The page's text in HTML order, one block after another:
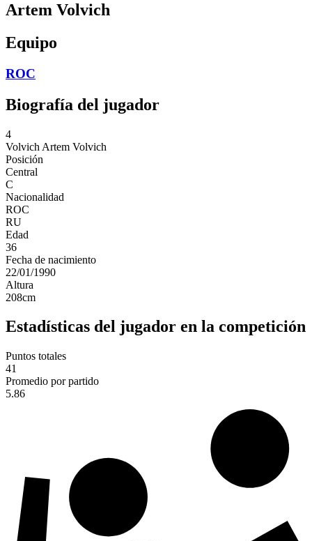
Artem Volvich
Equipo
ROC
Biografía del jugador
4
Volvich Artem Volvich
Posición
Central
C
Nacionalidad
ROC
RU
Edad
36
Fecha de nacimiento
22/01/1990
Altura
208cm
Estadísticas del jugador en la competición
Puntos totales
41
Promedio por partido
5.86